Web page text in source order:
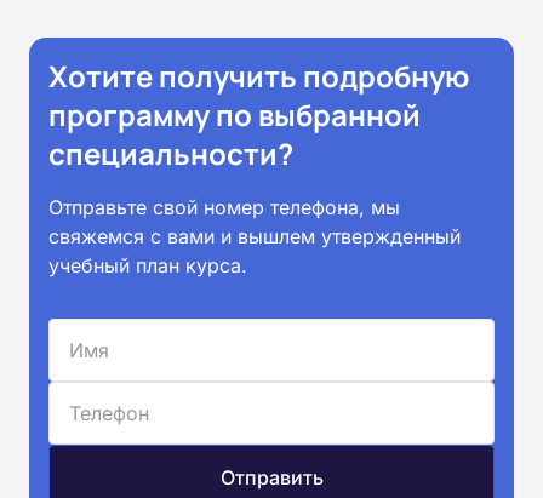
Хотите получить подробную
программу по выбранной
специальности?
Отправьте свой номер телефона, мы
свяжемся с вами и вышлем утвержденный
учебный план курса.